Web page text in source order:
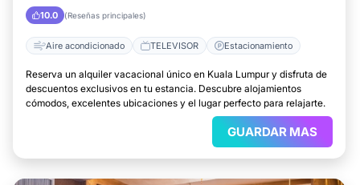
10.0 (Reseñas principales)
Aire acondicionado TELEVISOR Estacionamiento
Reserva un alquiler vacacional único en Kuala Lumpur y disfruta de
descuentos exclusivos en tu estancia. Descubre alojamientos
cómodos, excelentes ubicaciones y el lugar perfecto para relajarte.
GUARDAR MAS